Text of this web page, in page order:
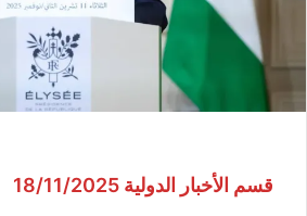
قسم الأخبار الدولية 18/11/2025